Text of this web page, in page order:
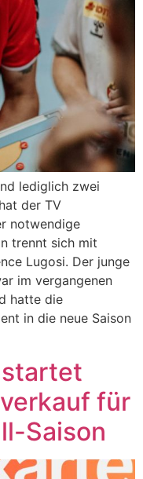
lediglich zwei
der TV
notwendige
trennt sich mit
Lugosi. Der junge
im vergangenen
hatte die
in die neue Saison
für
Saison